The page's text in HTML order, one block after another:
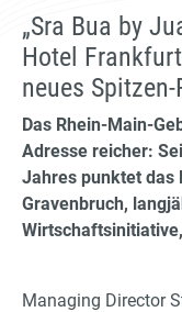
„Sra Bua by
Hotel
neues
Das Rhein-Main-
Adresse reicher:
Jahres punktet das
Gravenbruch,
Managing Director